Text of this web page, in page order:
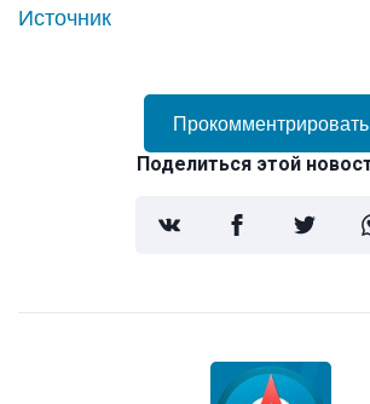
Источник
Прокомментрировать
Поделиться этой